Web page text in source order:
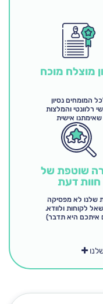
מוצלח מוכח
המומחים נסיון
רלוונטי והמלצות
שאימתנו אישית
שוטפת של
חוות דעת
שלנו לא מפסיקה
לקוחות ולוודא.
איתכם היא תדבר)